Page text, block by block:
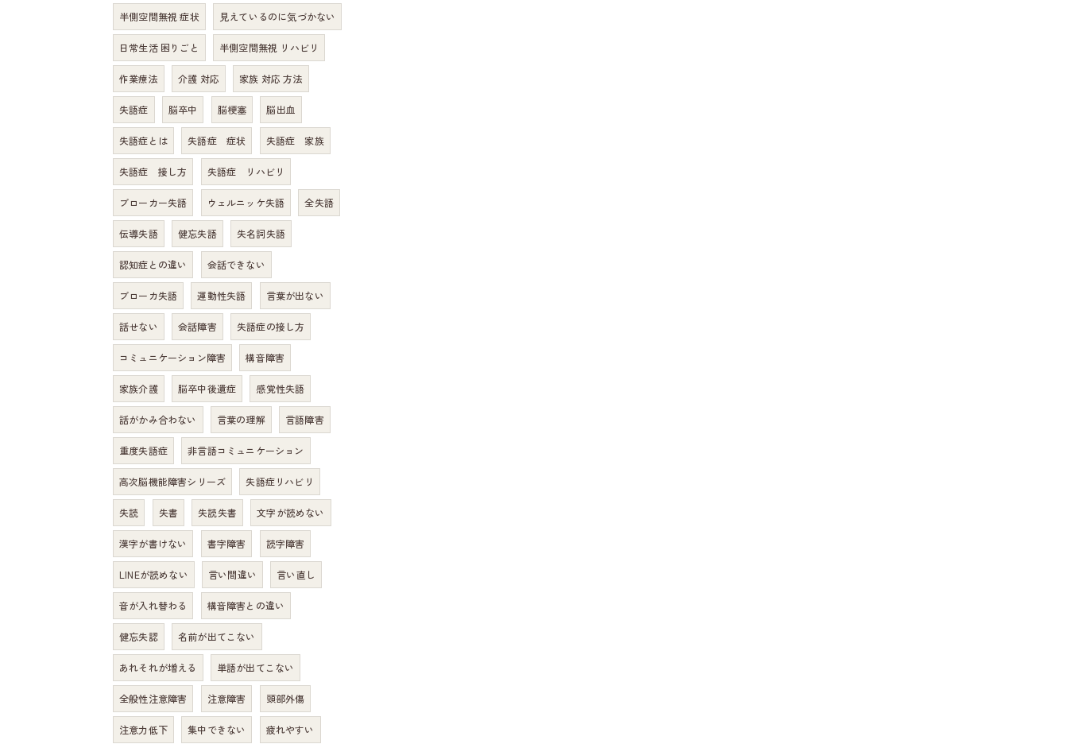
半側空間無視 症状 見えているのに気づかない
日常生活 困りごと 半側空間無視 リハビリ
作業療法 介護 対応 家族 対応 方法
失語症 脳卒中 脳梗塞 脳出血
失語症とは 失語症 症状 失語症 家族
失語症 接し方 失語症 リハビリ
ブローカー失語 ウェルニッケ失語 全失語
伝導失語 健忘失語 失名詞失語
認知症との違い 会話できない
ブローカ失語 運動性失語 言葉が出ない
話せない 会話障害 失語症の接し方
コミュニケーション障害 構音障害
家族介護 脳卒中後遺症 感覚性失語
話がかみ合わない 言葉の理解 言語障害
重度失語症 非言語コミュニケーション
高次脳機能障害シリーズ 失語症リハビリ
失読 失書 失読失書 文字が読めない
漢字が書けない 書字障害 読字障害
LINEが読めない 言い間違い 言い直し
音が入れ替わる 構音障害との違い
健忘失認 名前が出てこない
あれそれが増える 単語が出てこない
全般性注意障害 注意障害 頭部外傷
注意力低下 集中できない 疲れやすい